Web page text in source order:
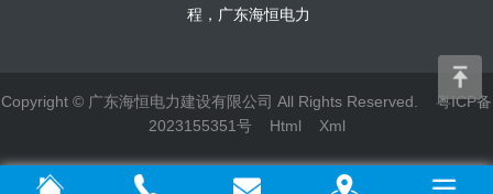
程， 广东海恒电力
Copyright © 广东海恒电力建设有限公司 All Rights Reserved. 粤ICP备
2023155351号
Html Xml